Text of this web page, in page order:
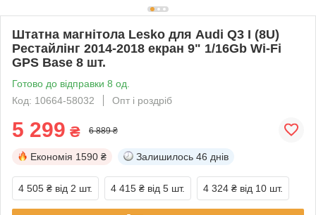
Штатна магнітола Lesko для Audi Q3 I (8U)
Рестайлінг 2014-2018 екран 9" 1/16Gb Wi-Fi
GPS Base 8 шт.
Готово до відправки 8 од.
Код: 10664-58032
Опт і роздріб
5 299 ₴ 6 889 ₴
Економія 1590 ₴ Залишилось 46 днів
4 505 ₴ від 2 шт. 4 415 ₴ від 5 шт. 4 324 ₴ від 10 шт.